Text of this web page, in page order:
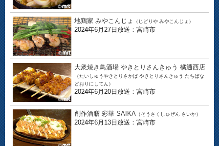
地鶏家 みやこんじょ （じどりや みやこんじょ）
2024年6月27日放送：宮崎市
大衆焼き鳥酒場 やきとりさんきゅう 橘通西店
（たいしゅうやきとりさかば やきとりさんきゅう たちばな
どおりにしてん）
2024年6月20日放送：宮崎市
創作酒膳 彩華 SAIKA （そうさくしゅぜん さいか）
2024年6月13日放送：宮崎市